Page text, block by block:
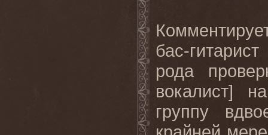
бас-
рода
вокалист]
группу